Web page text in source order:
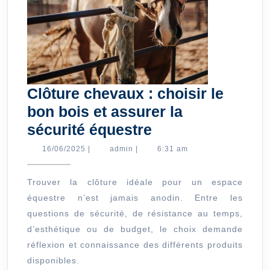
Clôture chevaux : choisir le
bon bois et assurer la
sécurité équestre
chevaux
choisir
le
bon
bois
16/06/2025 16/06/2025
admin admin 6:31 am
Trouver la clôture idéale pour un espace
équestre n’est jamais anodin. Entre les
questions de sécurité, de résistance au temps,
d’esthétique ou de budget, le choix demande
réflexion et connaissance des différents produits
disponibles.